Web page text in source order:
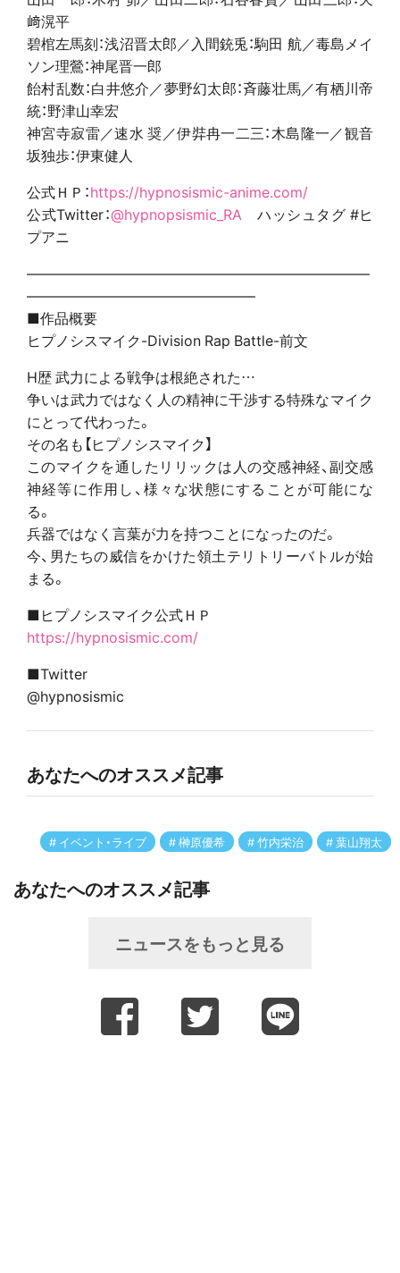
﨑滉平
碧棺左馬刻：浅沼晋太郎／入間銃兎：駒田 航／毒島メイ
ソン理鶯：神尾晋一郎
飴村乱数：白井悠介／夢野幻太郎：斉藤壮馬／有栖川帝
統：野津山幸宏
神宮寺寂雷／速水 奨／伊弉冉一二三：木島隆一／観音
坂独歩：伊東健人
公式ＨＰ：https://hypnosismic-anime.com/
公式Twitter：@hypnopsismic_RA ハッシュタグ #ヒ
プアニ
――――――――――――――――――――――――
――――――――――――――――
■作品概要
ヒプノシスマイク-Division Rap Battle-前文
H歴 武力による戦争は根絶された…
争いは武力ではなく人の精神に干渉する特殊なマイク
にとって代わった。
その名も【ヒプノシスマイク】
このマイクを通したリリックは人の交感神経、副交感
神経等に作用し、様々な状態にすることが可能にな
る。
兵器ではなく言葉が力を持つことになったのだ。
今、男たちの威信をかけた領土テリトリーバトルが始
まる。
■ヒプノシスマイク公式ＨＰ
https://hypnosismic.com/
■Twitter
@hypnosismic
あなたへのオススメ記事
イベント・ライブ 榊原優希 竹内栄治 葉山翔太
あなたへのオススメ記事
ニュースをもっと見る